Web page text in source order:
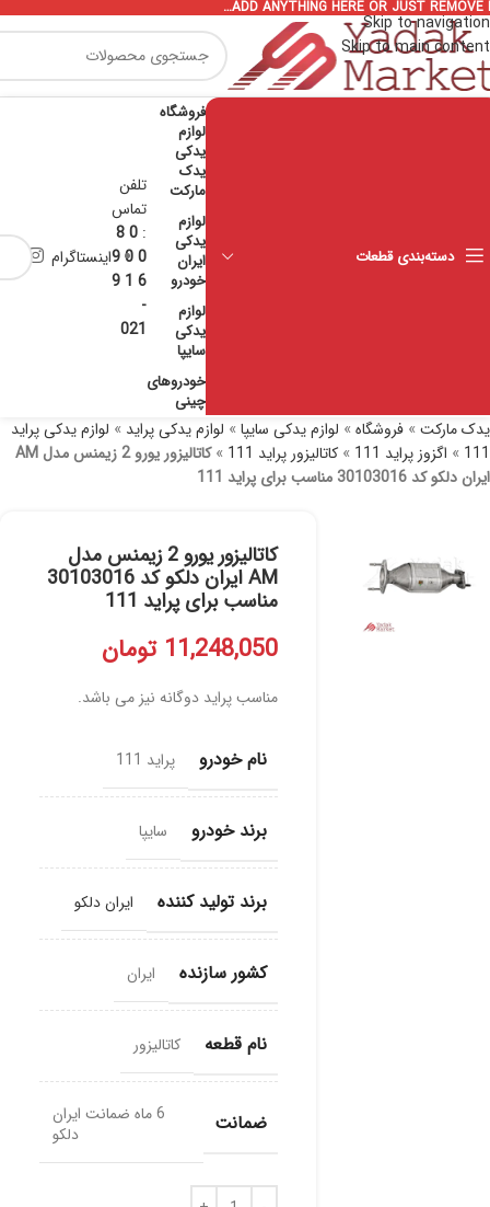
Skip to navigation
Skip to main content
ADD ANYTHING HERE OR JUST REMOVE
دسته‌بندی قطعات
فروشگاه
لوازم
یدکی
یدک
مارکت
لوازم
یدکی
ایران
خودرو
لوازم
یدکی
سایپا
خودروهای
چینی
تلفن
تماس
:
0 8
0 0 9
6 1 9
-
021
اینستاگرام
یدک مارکت» فروشگاه» لوازم یدکی سایپا» لوازم یدکی پراید » لوازم یدکی پراید
111
» اگزوز پراید 111 » کاتالیزور پراید 111 »
کاتالیزور یورو 2 زیمنس مدل AM
ایران دلکو کد 30103016 مناسب برای پراید 111
کاتالیزور یورو 2 زیمنس مدل
AM ایران دلکو کد 30103016
مناسب برای پراید 111
11,248,050 تومان
مناسب پراید دوگانه نیز می باشد.
نام خودرو پراید 111
برند خودرو سایپا
برند تولید کننده ایران دلکو
کشور سازنده ایران
نام قطعه کاتالیزور
ضمانت
6 ماه ضمانت ایران
دلکو